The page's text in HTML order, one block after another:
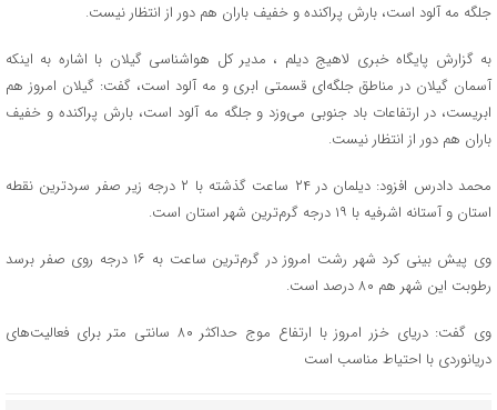
جلگه مه آلود است، بارش پراکنده و خفیف باران هم دور از انتظار نیست.
به گزارش پایگاه خبری لاهیج دیلم ، مدیر کل هواشناسی گیلان با اشاره به اینکه
آسمان گیلان در مناطق جلگه‌ای قسمتی ابری و مه آلود است، گفت: گیلان امروز هم
ابریست، در ارتفاعات باد جنوبی می‌وزد و جلگه مه آلود است، بارش پراکنده و خفیف
باران هم دور از انتظار نیست.
محمد دادرس افزود: دیلمان در ۲۴ ساعت گذشته با ۲ درجه زیر صفر سردترین نقطه
استان و آستانه اشرفیه با ۱۹ درجه گرم‌ترین شهر استان است.
وی پیش بینی کرد شهر رشت امروز در گرم‌ترین ساعت به ۱۶ درجه روی صفر برسد
رطوبت این شهر هم ۸۰ درصد است.
وی گفت: دریای خزر امروز با ارتفاع موج حداکثر ۸۰ سانتی متر برای فعالیت‌های
دریانوردی با احتیاط مناسب است